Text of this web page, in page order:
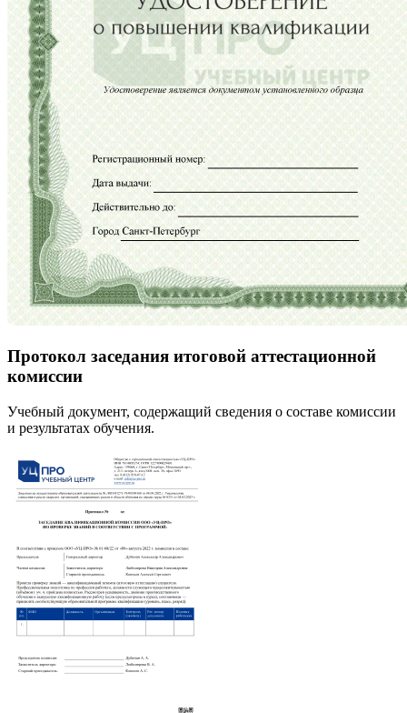
Протокол заседания итоговой аттестационной
комиссии
Учебный документ, содержащий сведения о составе комиссии
и результатах обучения.